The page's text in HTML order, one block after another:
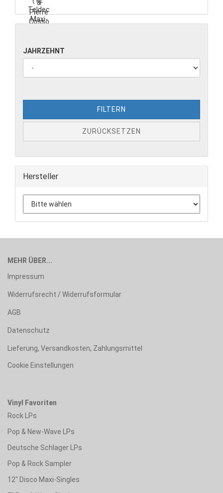
JAHRZEHNT
FILTERN
ZURÜCKSETZEN
Hersteller
MEHR ÜBER...
Impressum
Widerrufsrecht / Widerrufsformular
AGB
Datenschutz
Lieferung, Versandkosten, Zahlungsmittel
Cookie Einstellungen
Vinyl Favoriten
Rock LPs
Pop & New-Wave LPs
Deutsche Schlager LPs
Pop & Rock Sampler
12" Disco Maxi-Singles